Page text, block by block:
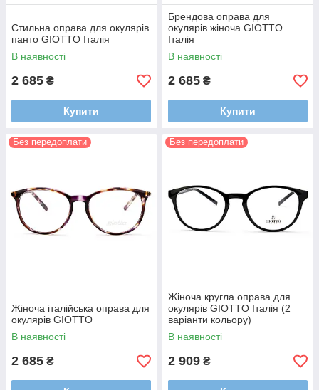
Стильна оправа для окулярів
панто GIOTTO Італія
В наявності
2 685 ₴
Купити
Брендова оправа для
окулярів жіноча GIOTTO
Італія
В наявності
2 685 ₴
Купити
Без передоплати
Жіноча італійська оправа для
окулярів GIOTTO
В наявності
2 685 ₴
Без передоплати
Жіноча кругла оправа для
окулярів GIOTTO Італія (2
варіанти кольору)
В наявності
2 909 ₴